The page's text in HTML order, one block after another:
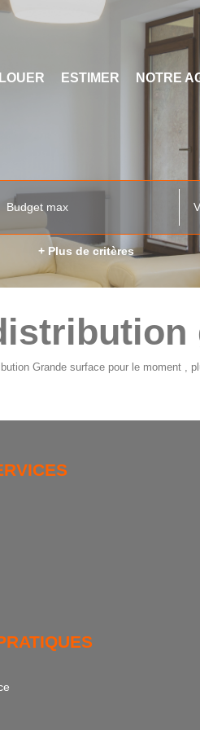
LOUER ESTIMER NOTRE
+ Plus de critères
Grande surface pour le moment ,